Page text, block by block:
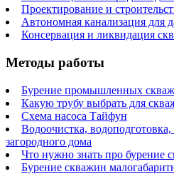
Проектирование и
Автономная канализация для
Консервация и ликвидация
Методы работы
Бурение промышленных
Какую трубу выбрать для
Схема насоса Тайфун
Водоочистка,
загородного дома
Что нужно знать про бурение
Бурение скважин